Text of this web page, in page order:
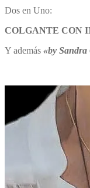
Dos en Uno:
COLGANTE CON
Y además «by Sandra